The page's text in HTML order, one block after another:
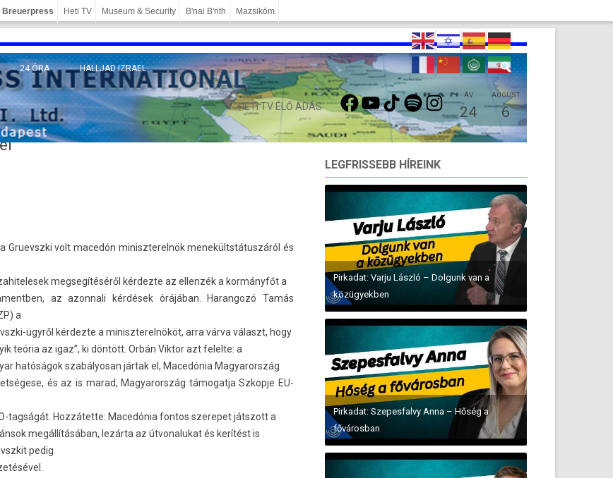
Breuerpress Heti TV Museum & Security B'nai B'rith Mazsiköm
24 ÓRA HALLJAD IZRAEL
HETI TV ÉLŐ ADÁS
FACEBOOKYOUTUBETIKTOKSPOTIFYINSTAGRAMÁV
24
AUGUST
6
Gruevszki volt macedón miniszterel­nök menekültstátuszáról és
meg­segítéséről kér­dezte az el­lenzék a kormányfőt a
az azon­nali kérdések órájában. Haran­gozó Tamás
a
ügyről kér­dezte a miniszterel­nököt, arra várva választ, hogy
teória az igaz”, ki döntött. Orbán Vik­tor azt felel­te: a
hatóságok szabályosan jártak el, Macedónia Magyarország
és az is marad, Magyarország támogat­ja Szkop­je EU-
tagságát. Hozzátette: Macedónia fon­tos szerepet játszott a
megállításában, lezárta az útvonalukat és kerítést is
pedig
LEGFRISSEBB HÍREINK
Pirkadat: Varju László – Dolgunk van a
közügyekben
Pirkadat: Szepesfalvy Anna – Hőség a
fővárosban